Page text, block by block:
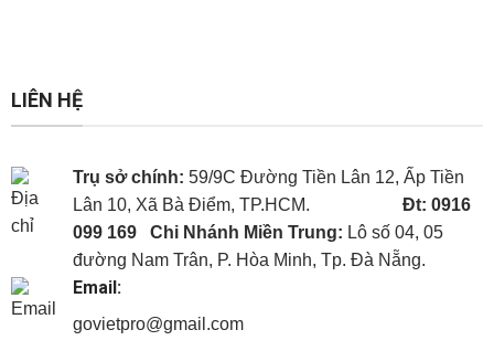
LIÊN HỆ
Trụ sở chính: 59/9C Đường Tiền Lân 12, Ấp Tiền
Lân 10, Xã Bà Điểm, TP.HCM.
Đt: 0916
099 169
Chi Nhánh Miền Trung: Lô số 04, 05
đường Nam Trân, P. Hòa Minh, Tp. Đà Nẵng.
Email:
govietpro@gmail.com